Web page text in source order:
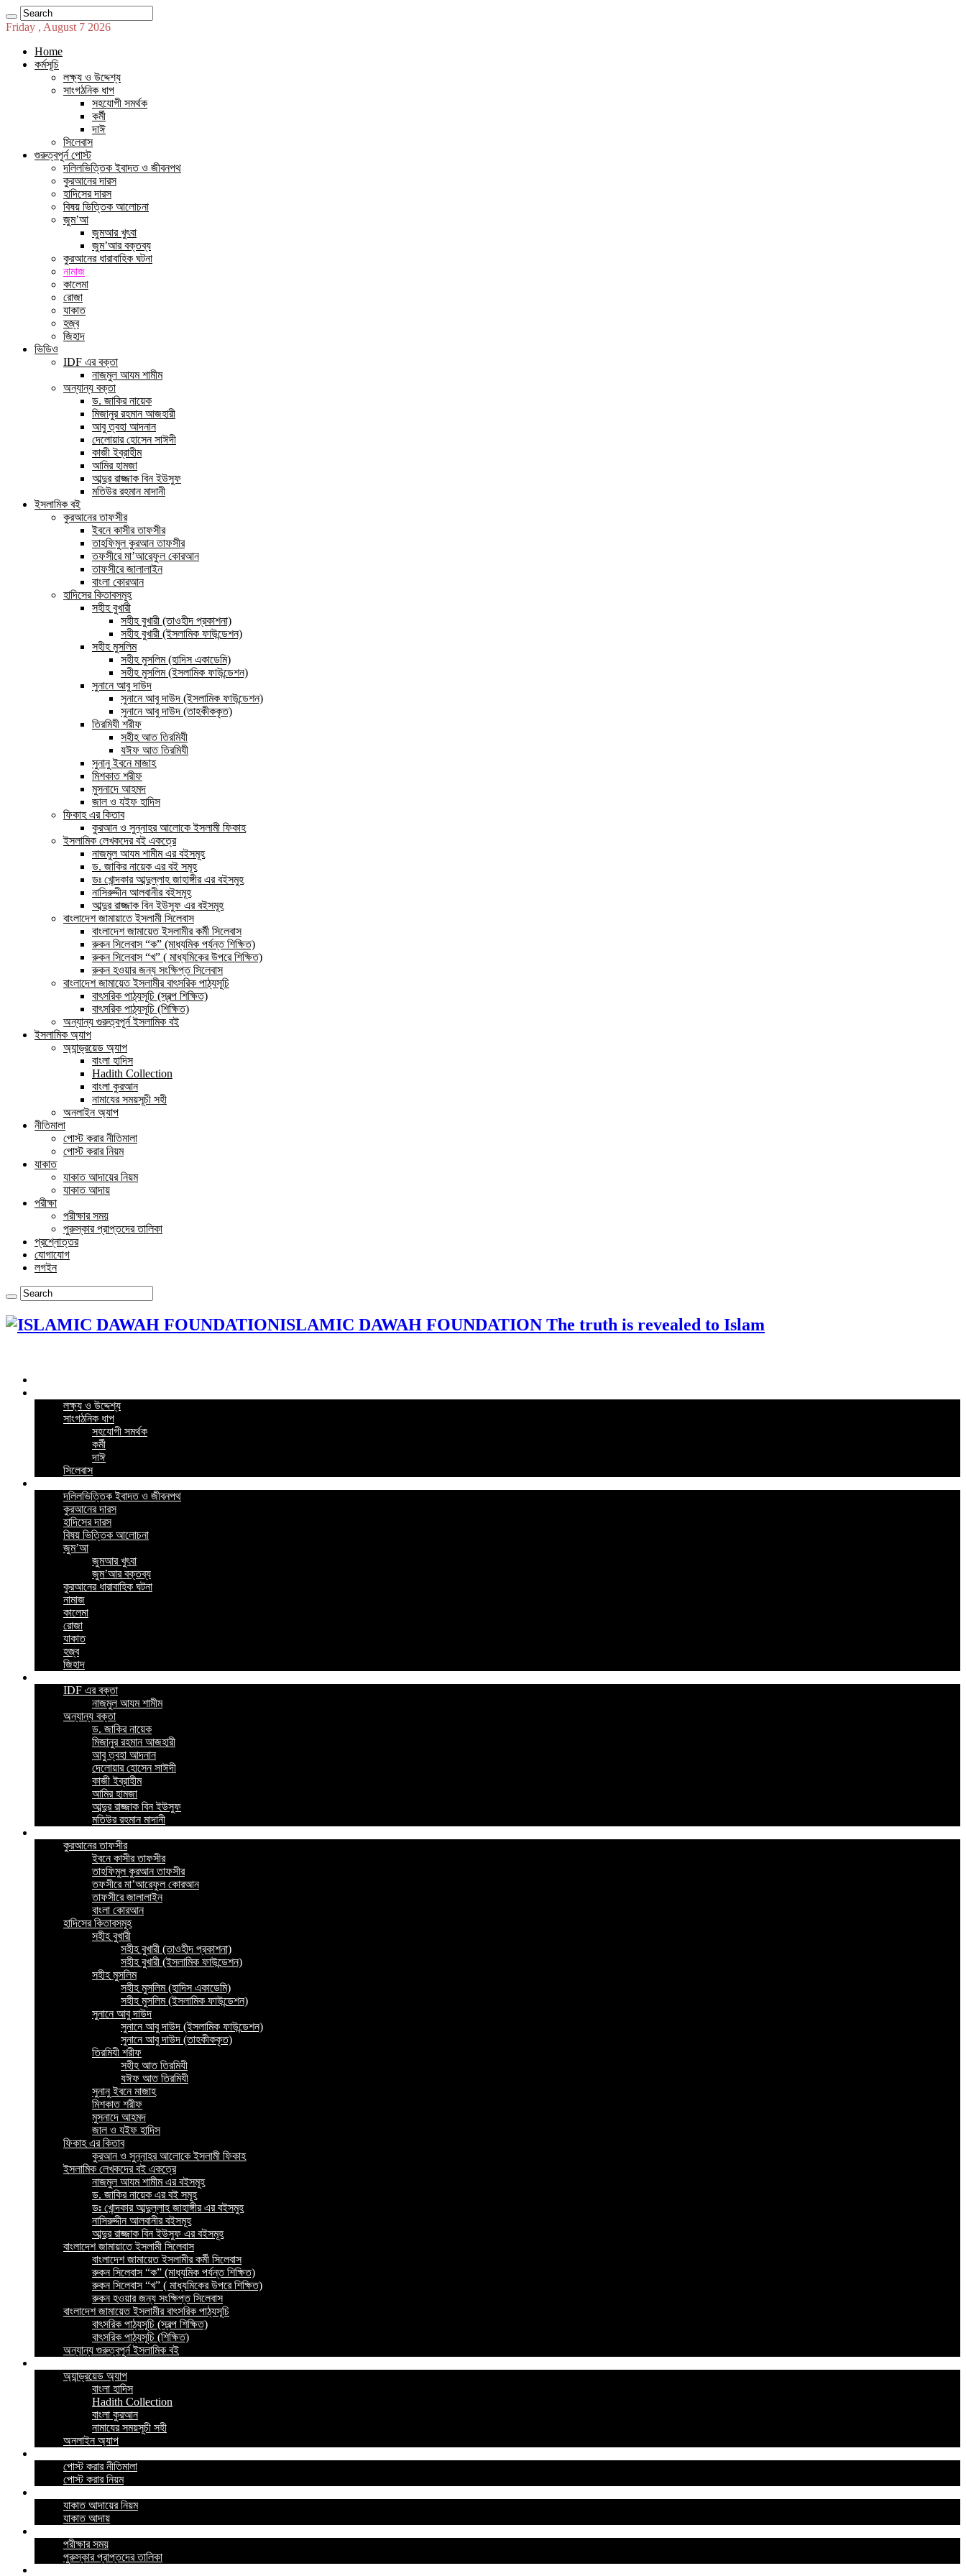
Friday , August 7 2026
Home
কর্মসূচি
লক্ষ্য ও উদ্দেশ্য
সাংগঠনিক ধাপ
সহযোগী সমর্থক
কর্মী
দাঈ
সিলেবাস
গুরুত্বপূর্ন পোস্ট
দলিলভিত্তিক ইবাদত ও জীবনপথ
কুরআনের দারস
হাদিসের দারস
বিষয় ভিত্তিক আলোচনা
জুম’আ
জুমআর খুৎবা
জুম’আর বক্তব্য
কুরআনের ধারাবাহিক ঘটনা
নামাজ
কালেমা
রোজা
যাকাত
হজ্ব
জিহাদ
ভিডিও
IDF এর বক্তা
নাজমুল আযম শামীম
অন্যান্য বক্তা
ড. জাকির নায়েক
মিজানুর রহমান আজহারী
আবু ত্বহা আদনান
দেলোয়ার হোসেন সাঈদী
কাজী ইব্রাহীম
আমির হামজা
আব্দুর রাজ্জাক বিন ইউসুফ
মতিউর রহমান মাদানী
ইসলামিক বই
কুরআনের তাফসীর
ইবনে কাসীর তাফসীর
তাহফিমুল কুরআন তাফসীর
তফসীরে মা’আরেফুল কোরআন
তাফসীরে জালালাইন
বাংলা কোরআন
হাদিসের কিতাবসমূহ
সহীহ বুখারী
সহীহ বুখারী (তাওহীদ প্রকাশনা)
সহীহ বুখারী (ইসলামিক ফাউন্ডেশন)
সহীহ মুসলিম
সহীহ মুসলিম (হাদিস একাডেমি)
সহীহ মুসলিম (ইসলামিক ফাউন্ডেশন)
সুনানে আবু দাউদ
সুনানে আবু দাউদ (ইসলামিক ফাউন্ডেশন)
সুনানে আবু দাউদ (তাহকীককৃত)
তিরমিযী শরীফ
সহীহ আত তিরমিযী
যঈফ আত তিরমিযী
সুনানু ইবনে মাজাহ
মিশকাত শরীফ
মুসনাদে আহমদ
জাল ও যইফ হাদিস
ফিকাহ এর কিতাব
কুরআন ও সুন্নাহর আলোকে ইসলামী ফিকাহ
ইসলামিক লেখকদের বই একত্রে
নাজমুল আযম শামীম এর বইসমূহ
ড. জাকির নায়েক এর বই সমূহ
ডঃ খোন্দকার আব্দুল্লাহ জাহাঙ্গীর এর বইসমুহ
নাসিরুদ্দীন আলবানীর বইসমূহ
আব্দুর রাজ্জাক বিন ইউসুফ এর বইসমূহ
বাংলাদেশ জামায়াতে ইসলামী সিলেবাস
বাংলাদেশ জামায়েত ইসলামীর কর্মী সিলেবাস
রুকন সিলেবাস “ক” (মাধ্যমিক পর্যন্ত শিক্ষিত)
রুকন সিলেবাস “খ” ( মাধ্যমিকের উপরে শিক্ষিত)
রুকন হওয়ার জন্য সংক্ষিপ্ত সিলেবাস
বাংলাদেশ জামায়েত ইসলামীর বাৎসরিক পাঠ্যসূচি
বাৎসরিক পাঠ্যসূচি (স্বল্প শিক্ষিত)
বাৎসরিক পাঠ্যসূচি (শিক্ষিত)
অন্যান্য গুরুত্বপূর্ন ইসলামিক বই
ইসলামিক অ্যাপ
অ্যান্ড্রয়েড অ্যাপ
বাংলা হাদিস
Hadith Collection
বাংলা কুরআন
নামাযের সময়সূচী সহী
অনলাইন অ্যাপ
নীতিমালা
পোস্ট করার নীতিমালা
পোস্ট করার নিয়ম
যাকাত
যাকাত আদায়ের নিয়ম
যাকাত আদায়
পরীক্ষা
পরীক্ষার সময়
পুরুস্কার প্রাপ্তদের তালিকা
প্রশ্নোত্তর
যোগাযোগ
লগইন
ISLAMIC DAWAH FOUNDATION The truth is revealed to Islam
লক্ষ্য ও উদ্দেশ্য
সাংগঠনিক ধাপ
সহযোগী সমর্থক
কর্মী
দাঈ
সিলেবাস
দলিলভিত্তিক ইবাদত ও জীবনপথ
কুরআনের দারস
হাদিসের দারস
বিষয় ভিত্তিক আলোচনা
জুম’আ
জুমআর খুৎবা
জুম’আর বক্তব্য
কুরআনের ধারাবাহিক ঘটনা
নামাজ
কালেমা
রোজা
যাকাত
হজ্ব
জিহাদ
IDF এর বক্তা
নাজমুল আযম শামীম
অন্যান্য বক্তা
ড. জাকির নায়েক
মিজানুর রহমান আজহারী
আবু ত্বহা আদনান
দেলোয়ার হোসেন সাঈদী
কাজী ইব্রাহীম
আমির হামজা
আব্দুর রাজ্জাক বিন ইউসুফ
মতিউর রহমান মাদানী
কুরআনের তাফসীর
ইবনে কাসীর তাফসীর
তাহফিমুল কুরআন তাফসীর
তফসীরে মা’আরেফুল কোরআন
তাফসীরে জালালাইন
বাংলা কোরআন
হাদিসের কিতাবসমূহ
সহীহ বুখারী
সহীহ বুখারী (তাওহীদ প্রকাশনা)
সহীহ বুখারী (ইসলামিক ফাউন্ডেশন)
সহীহ মুসলিম
সহীহ মুসলিম (হাদিস একাডেমি)
সহীহ মুসলিম (ইসলামিক ফাউন্ডেশন)
সুনানে আবু দাউদ
সুনানে আবু দাউদ (ইসলামিক ফাউন্ডেশন)
সুনানে আবু দাউদ (তাহকীককৃত)
তিরমিযী শরীফ
সহীহ আত তিরমিযী
যঈফ আত তিরমিযী
সুনানু ইবনে মাজাহ
মিশকাত শরীফ
মুসনাদে আহমদ
জাল ও যইফ হাদিস
ফিকাহ এর কিতাব
কুরআন ও সুন্নাহর আলোকে ইসলামী ফিকাহ
ইসলামিক লেখকদের বই একত্রে
নাজমুল আযম শামীম এর বইসমূহ
ড. জাকির নায়েক এর বই সমূহ
ডঃ খোন্দকার আব্দুল্লাহ জাহাঙ্গীর এর বইসমুহ
নাসিরুদ্দীন আলবানীর বইসমূহ
আব্দুর রাজ্জাক বিন ইউসুফ এর বইসমূহ
বাংলাদেশ জামায়াতে ইসলামী সিলেবাস
বাংলাদেশ জামায়েত ইসলামীর কর্মী সিলেবাস
রুকন সিলেবাস “ক” (মাধ্যমিক পর্যন্ত শিক্ষিত)
রুকন সিলেবাস “খ” ( মাধ্যমিকের উপরে শিক্ষিত)
রুকন হওয়ার জন্য সংক্ষিপ্ত সিলেবাস
বাংলাদেশ জামায়েত ইসলামীর বাৎসরিক পাঠ্যসূচি
বাৎসরিক পাঠ্যসূচি (স্বল্প শিক্ষিত)
বাৎসরিক পাঠ্যসূচি (শিক্ষিত)
অন্যান্য গুরুত্বপূর্ন ইসলামিক বই
অ্যান্ড্রয়েড অ্যাপ
বাংলা হাদিস
Hadith Collection
বাংলা কুরআন
নামাযের সময়সূচী সহী
অনলাইন অ্যাপ
পোস্ট করার নীতিমালা
পোস্ট করার নিয়ম
যাকাত আদায়ের নিয়ম
যাকাত আদায়
পরীক্ষার সময়
পুরুস্কার প্রাপ্তদের তালিকা